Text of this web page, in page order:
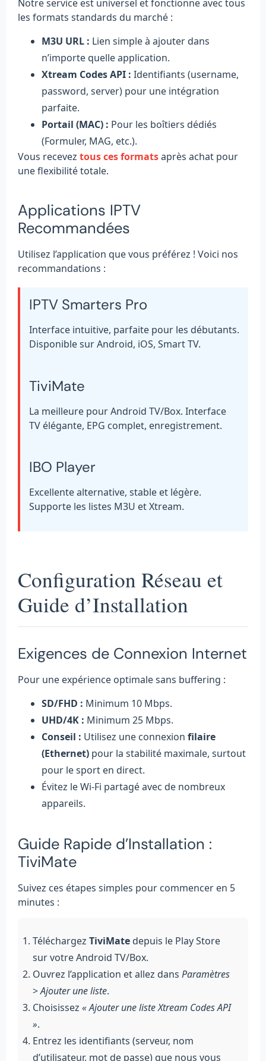
Notre service est universel et fonctionne avec tous
les formats standards du marché :
M3U URL : Lien simple à ajouter dans
n’importe quelle application.
Xtream Codes API : Identifiants (username,
password, server) pour une intégration
parfaite.
Portail (MAC) : Pour les boîtiers dédiés
(Formuler, MAG, etc.).
Vous recevez tous ces formatsaprès achat pour
une flexibilité totale.
Applications IPTV
Recommandées
Utilisez l’application que vous préférez ! Voici nos
recommandations :
IPTV Smarters Pro
Interface intuitive, parfaite pour les débutants.
Disponible sur Android, iOS, Smart TV.
TiviMate
La meilleure pour Android TV/Box. Interface
TV élégante, EPG complet, enregistrement.
IBO Player
Excellente alternative, stable et légère.
Supporte les listes M3U et Xtream.
Configuration Réseau et
Guide d’Installation
Exigences de Connexion Internet
Pour une expérience optimale sans buffering :
SD/FHD : Minimum 10 Mbps.
UHD/4K : Minimum 25 Mbps.
Conseil : Utilisez une connexion filaire
(Ethernet) pour la stabilité maximale, surtout
pour le sport en direct.
Évitez le Wi-Fi partagé avec de nombreux
appareils.
Guide Rapide d’Installation :
TiviMate
Suivez ces étapes simples pour commencer en 5
minutes :
Téléchargez TiviMatedepuis le Play Store
sur votre Android TV/Box.
Ouvrez l’application et allez dans Paramètres
>Ajouter une liste.
Choisissez « Ajouter une liste Xtream Codes API
».
Entrez les identifiants (serveur, nom
d’utilisateur, mot de passe) que nous vous